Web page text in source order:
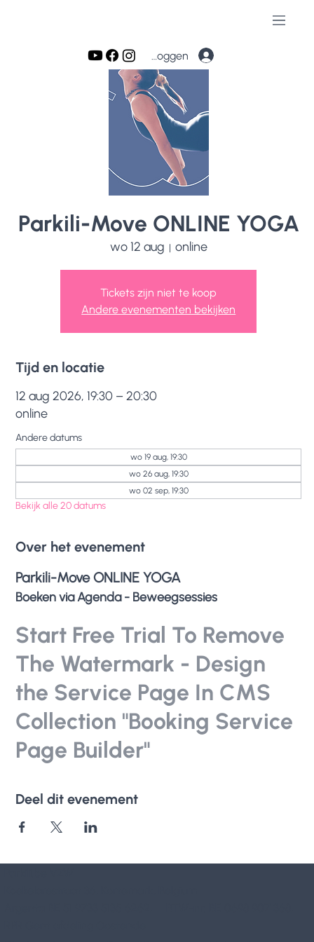
Inloggen
Parkili-Move ONLINE YOGA
wo 12 aug
  |
online
Tickets zijn niet te koop
Andere evenementen bekijken
Tijd en locatie
12 aug 2026, 19:30 – 20:30
online
Andere datums
wo 19 aug, 19:30
wo 26 aug, 19:30
wo 02 sep, 19:30
Bekijk alle 20 datums
Over het evenement
Parkili-Move ONLINE YOGA
Boeken via Agenda - Beweegsessies
Start Free Trial To Remove
The Watermark - Design
the Service Page In CMS
Collection "Booking Service
Page Builder"
Deel dit evenement